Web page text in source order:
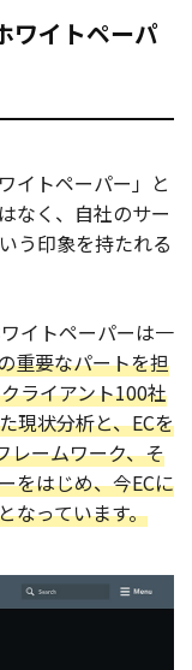
ワイトペーパ
イトペーパー」と
なく、自社のサー
う印象を持たれる
イトペーパーは一
重要なパートを担
ライアント100社
現状分析と、ECを
レームワーク、そ
をはじめ、今ECに
なっています。